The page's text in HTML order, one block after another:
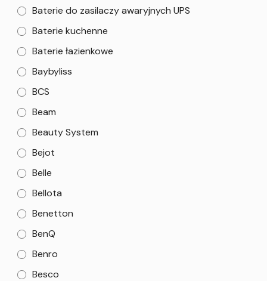
Baterie do zasilaczy awaryjnych UPS
Baterie kuchenne
Baterie łazienkowe
Baybyliss
BCS
Beam
Beauty System
Bejot
Belle
Bellota
Benetton
BenQ
Benro
Besco